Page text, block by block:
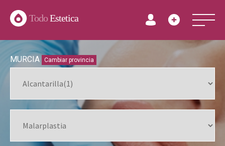
TodoEstetica
MURCIA Cambiar provincia